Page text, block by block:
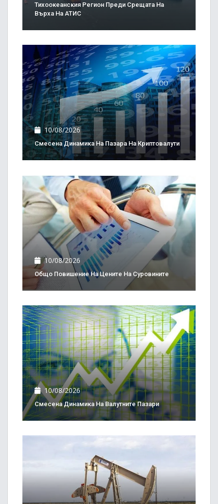
Тихоокеанския Регион Преди Срещата На
Върха На АТИС
10/08/2026
Смесена Динамика На Пазара На Криптовалути
10/08/2026
Общо Повишение На Цените На Суровините
10/08/2026
Смесена Динамика На Валутните Пазари